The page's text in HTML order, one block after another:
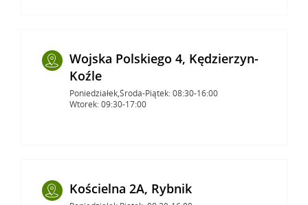
Wojska Polskiego 4, Kędzierzyn-
Koźle
Poniedziałek,Środa-Piątek: 08:30-16:00
Wtorek: 09:30-17:00
Kościelna 2A, Rybnik